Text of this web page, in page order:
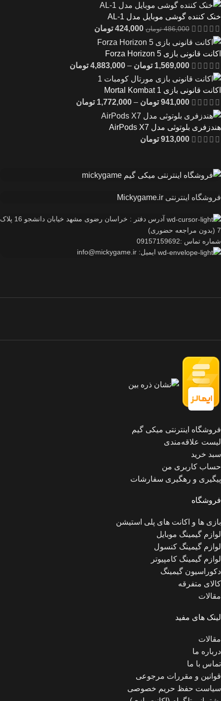
خنک کننده گوشی موبایل مدل AL-1
486,000 تومان 424,000 تومان
اکانت قانونی بازی Forza Horizon 5
1,569,000 تومان –
4,883,000 تومان
اکانت قانونی بازی Mortal Kombat 1
941,000 تومان –
1,772,000 تومان
هندزفری بلوتوثی مدل AirPods X7
913,000 تومان
فروشگاه اینترنتی
آدرس دفتر : خراسان رضوی مشهد خیابان دانشجو 16 پلاک
7 (بدون مراجعه حضوری)
شماره تماس :09157159692
ایمیل: info@mickygame.ir
فروشگاه اینترنتی میکی گیم
لیست علاقه‌مندی
سبد خرید
حساب کاربری من
پیگیری و رهگیری سفارشات
فروشگاه
بازی ها و اکانت های پلی استیشن
لوازم گیمینگ موبایل
لوازم گیمینگ کنسول
لوازم گیمینگ کامپیوتر
دکوراسیون گیمینگ
کالای متفرقه
مقالات
لینک های مفید
مقالات
درباره ما
تماس با ما
قوانین و مقررات مرجوعی
سیاست حفظ حریم خصوصی